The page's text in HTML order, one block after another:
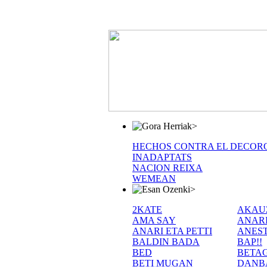
>
HECHOS CONTRA EL
INADAPTATS
NACION REIXA
WEMEAN
>
2KATE
AMA SAY
ANARI ETA PETTI
BALDIN BADA
BAP!!
BED
BETI MUGAN